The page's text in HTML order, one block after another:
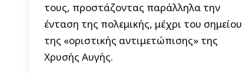
τους, προστάζοντας παράλληλα την
ένταση της πολεμικής, μέχρι του σημείου
της «οριστικής αντιμετώπισης» της
Χρυσής Αυγής.